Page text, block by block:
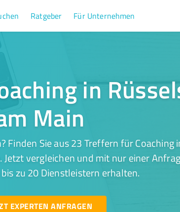
Ratgeber Für Unternehmen
in
Main
Sie aus 23 Treffern für Coaching
vergleichen und mit nur einer
zu 20 Dienstleistern erhalten.
EXPERTEN ANFRAGEN